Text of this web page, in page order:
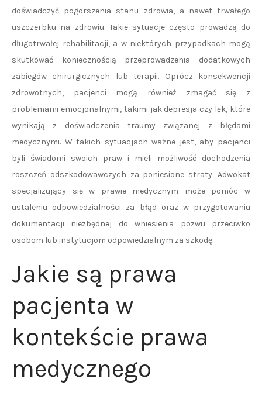
doświadczyć pogorszenia stanu zdrowia, a nawet trwałego
uszczerbku na zdrowiu. Takie sytuacje często prowadzą do
długotrwałej rehabilitacji, a w niektórych przypadkach mogą
skutkować koniecznością przeprowadzenia dodatkowych
zabiegów chirurgicznych lub terapii. Oprócz konsekwencji
zdrowotnych, pacjenci mogą również zmagać się z
problemami emocjonalnymi, takimi jak depresja czy lęk, które
wynikają z doświadczenia traumy związanej z błędami
medycznymi. W takich sytuacjach ważne jest, aby pacjenci
byli świadomi swoich praw i mieli możliwość dochodzenia
roszczeń odszkodowawczych za poniesione straty. Adwokat
specjalizujący się w prawie medycznym może pomóc w
ustaleniu odpowiedzialności za błąd oraz w przygotowaniu
dokumentacji niezbędnej do wniesienia pozwu przeciwko
osobom lub instytucjom odpowiedzialnym za szkodę.
Jakie są prawa
pacjenta w
kontekście prawa
medycznego